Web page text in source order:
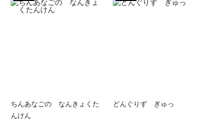
ちんあなごの なんきょくた
んけん
どんぐりず ぎゅっ